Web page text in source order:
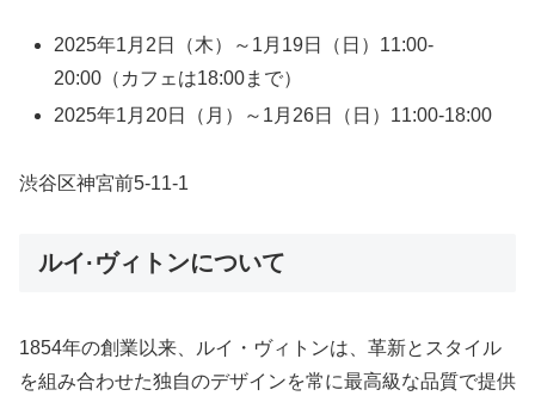
2025年1月2日（木）～1月19日（日）11:00-
20:00（カフェは18:00まで）
2025年1月20日（月）～1月26日（日）11:00-18:00
渋谷区神宮前5-11-1
ルイ·ヴィトンについて
1854年の創業以来、ルイ・ヴィトンは、革新とスタイル
を組み合わせた独自のデザインを常に最高級な品質で提供